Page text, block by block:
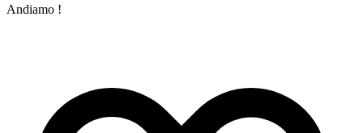
Andiamo !